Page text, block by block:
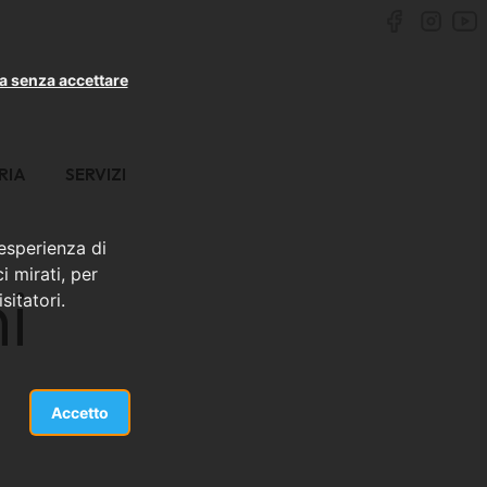
di
mirati, per
Accetto
senza accettare
SERVIZI